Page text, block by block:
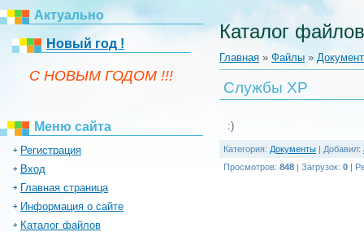
Актуально
Новый год !
C НОВЫМ ГОДОМ !!!
Меню сайта
Регистрация
Вход
Главная страница
Информация о сайте
Каталог файлов
Каталог файлов
Главная » Файлы »
Службы ХР
:)
Категория: Документы Добавил:
Просмотров: 848 Загрузок: 0